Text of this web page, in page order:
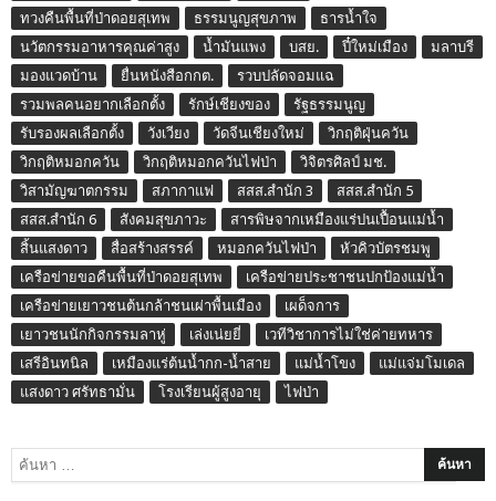
ทวงคืนพื้นที่ป่าดอยสุเทพ
ธรรมนูญสุขภาพ
ธารน้ำใจ
นวัตกรรมอาหารคุณค่าสูง
น้ำมันแพง บสย. ปี๋ใหม่เมือง
มลาบรี
มองแวดบ้าน
ยื่นหนังสือกกต.
รวบปลัดจอมแฉ
รวมพลคนอยากเลือกตั้ง
รักษ์เชียงของ
รัฐธรรมนูญ
รับรองผลเลือกตั้ง
วังเวียง วัดจีนเชียงใหม่
วิกฤติฝุ่นควัน
วิกฤติหมอกควัน
วิกฤติหมอกควันไฟป่า
วิจิตรศิลป์ มช.
วิสามัญฆาตกรรม
สภากาแฟ สสส.สำนัก 3
สสส.สำนัก 5
สสส.สำนัก 6
สังคมสุขภาวะ
สารพิษจากเหมืองแร่ปนเปื้อนแม่น้ำ
สิ้นแสงดาว
สื่อสร้างสรรค์ หมอกควันไฟป่า
หัวคิวบัตรชมพู
เครือข่ายขอคืนพื้นที่ป่าดอยสุเทพ
เครือข่ายประชาชนปกป้องแม่น้ำ
เครือข่ายเยาวชนต้นกล้าชนเผ่าพื้นเมือง
เผด็จการ
เยาวชนนักกิจกรรมลาหู่
เล่งเน่ยยี่
เวทีวิชาการไม่ใช่ค่ายทหาร
เสรีอินทนิล
เหมืองแร่ต้นน้ำกก-น้ำสาย แม่น้ำโขง
แม่แจ่มโมเดล
แสงดาว ศรัทธามั่น
โรงเรียนผู้สูงอายุ ไฟป่า